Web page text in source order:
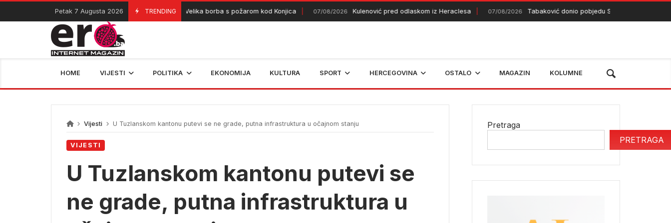
Skip
content
Petak 7 Augusta 2026 TRENDING
07/08/2026 Velika borba s požarom kod Konjica 07/08/2026 Kulenović pred odlaskom iz Heraclesa 07/08/2026 Tabaković donio pobjedu Salzburgu
HOME VIJESTI POLITIKA EKONOMIJA KULTURA SPORT HERCEGOVINA OSTALO MAGAZIN KOLUMNE
Vijesti U Tuzlanskom kantonu putevi se ne grade, putna infrastruktura u očajnom stanju
VIJESTI
U Tuzlanskom kantonu putevi se
ne grade, putna infrastruktura u
Pretraga
PRETRAGA